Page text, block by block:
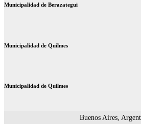
Municipalidad de Berazategui
Municipalidad de Quilmes
Municipalidad de Quilmes
Buenos Aires,